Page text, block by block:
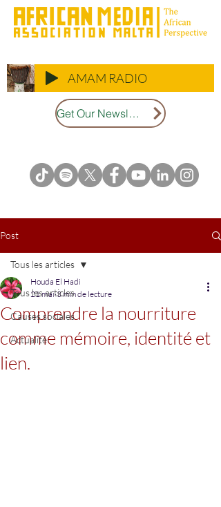
AMAM RADIO
Get Our Newsletter
Post
Tous les articles
Causes sociales
Actualité
Tous les articles
Comprendre la nourriture
comme mémoire, identité et
lien.
Houda El Hadi
21 mai 3 min de lecture